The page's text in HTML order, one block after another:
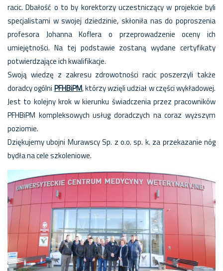
racic. Dbałość o to by korektorzy uczestniczący w projekcie byli
specjalistami w swojej dziedzinie, skłoniła nas do poproszenia
profesora Johanna Koflera o przeprowadzenie oceny ich
umiejętności. Na tej podstawie zostaną wydane certyfikaty
potwierdzające ich kwalifikacje.
Swoją wiedzę z zakresu zdrowotności racic poszerzyli także
doradcy ogólni PFHBiPM, którzy wzięli udział w części wykładowej.
Jest to kolejny krok w kierunku świadczenia przez pracowników
PFHBiPM kompleksowych usług doradczych na coraz wyższym
poziomie.
Dziękujemy ubojni Murawscy Sp. z o.o. sp. k. za przekazanie nóg
bydła na cele szkoleniowe.